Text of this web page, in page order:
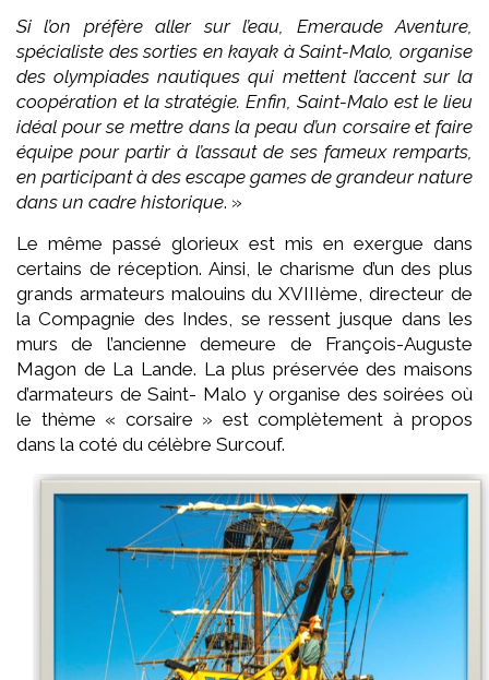
Si l’on préfère aller sur l’eau, Emeraude Aventure,
spécialiste des sorties en kayak à Saint-Malo, organise
des olympiades nautiques qui mettent l’accent sur la
coopération et la stratégie. Enfin, Saint-Malo est le lieu
idéal pour se mettre dans la peau d’un corsaire et faire
équipe pour partir à l’assaut de ses fameux remparts,
en participant à des escape games de grandeur nature
dans un cadre historique. »
Le même passé glorieux est mis en exergue dans
certains de réception. Ainsi, le charisme d’un des plus
grands armateurs malouins du XVIIIème, directeur de
la Compagnie des Indes, se ressent jusque dans les
murs de l’ancienne demeure de François-Auguste
Magon de La Lande. La plus préservée des maisons
d’armateurs de Saint- Malo y organise des soirées où
le thème « corsaire » est complètement à propos
dans la coté du célèbre Surcouf.